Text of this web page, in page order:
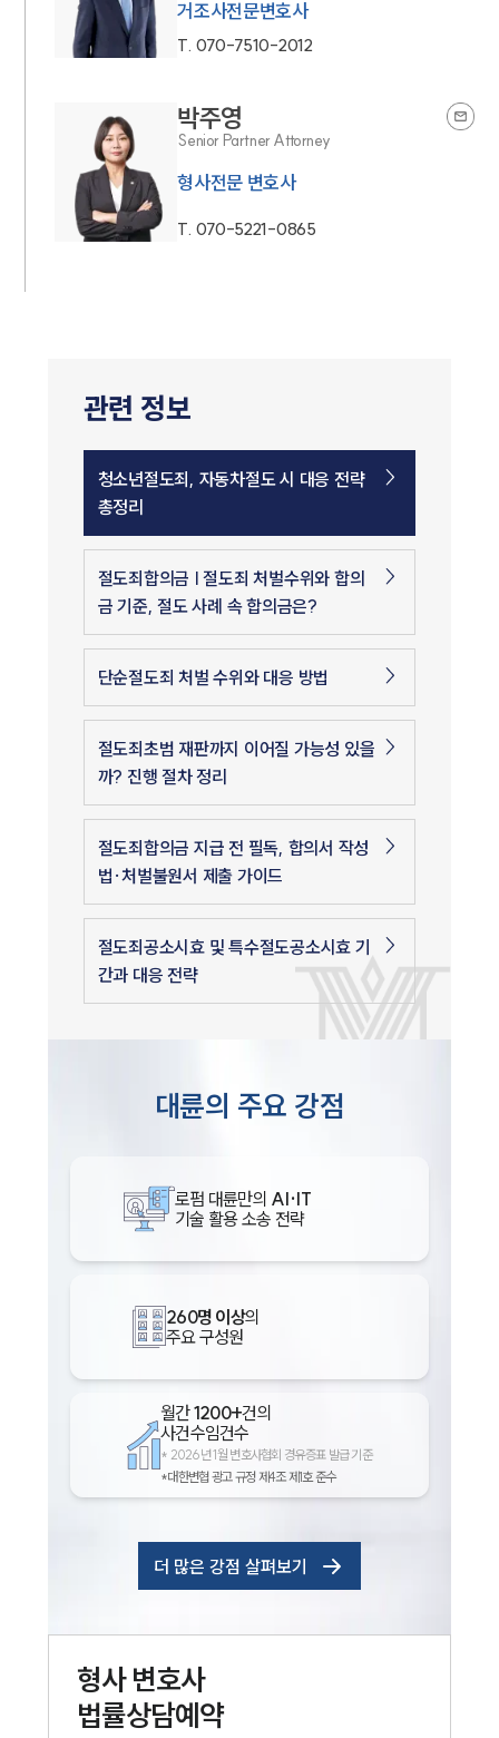
거조사전문변호사
T. 070-7510-2012
박주영
Senior Partner Attorney
형사전문 변호사
T. 070-5221-0865
관련 정보
청소년절도죄, 자동차절도 시 대응 전략
총정리
절도죄합의금 | 절도죄 처벌수위와 합의
금 기준, 절도 사례 속 합의금은?
단순절도죄 처벌 수위와 대응 방법
절도죄초범 재판까지 이어질 가능성 있을
까? 진행 절차 정리
절도죄합의금 지급 전 필독, 합의서 작성
법·처벌불원서 제출 가이드
절도죄공소시효 및 특수절도공소시효 기
간과 대응 전략
대륜의 주요 강점
로펌 대륜만의 AI·IT
기술 활용 소송 전략
260명 이상의
주요 구성원
월간1200+건의
사건수임건수
* 2026년 1월 변호사협회 경유증표 발급 기준
*대한변협 광고 규정 제4조 제1호 준수
더 많은 강점 살펴보기
형사변호사
법률상담예약